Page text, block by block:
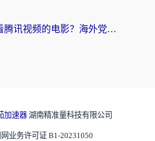
怎么在国外看腾讯视频的电影？海外党亲测有效的回国加速指南
加速器 湖南精准量科技有限公司
业务许可证 B1-20231050